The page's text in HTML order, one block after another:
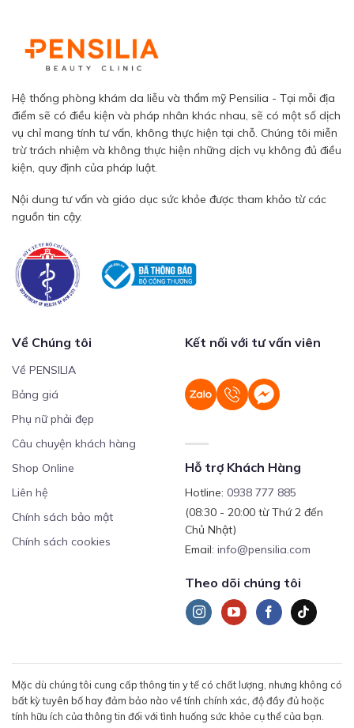
Hệ thống phòng khám da liễu và thẩm mỹ Pensilia - Tại mỗi địa
điểm sẽ có điều kiện và pháp nhân khác nhau, sẽ có một số dịch
vụ chỉ mang tính tư vấn, không thực hiện tại chỗ. Chúng tôi miễn
trừ trách nhiệm và không thực hiện những dịch vụ không đủ điều
kiện, quy định của pháp luật.
Nội dung tư vấn và giáo dục sức khỏe được tham khảo từ các
nguồn tin cậy.
Về Chúng tôi
Về PENSILIA
Bảng giá
Phụ nữ phải đẹp
Câu chuyện khách hàng
Shop Online
Liên hệ
Chính sách bảo mật
Chính sách cookies
Kết nối với tư vấn viên
Hỗ trợ Khách Hàng
Hotline: 0938 777 885
(08:30 - 20:00 từ Thứ 2 đến
Chủ Nhật)
Email: info@pensilia.com
Theo dõi chúng tôi
Mặc dù chúng tôi cung cấp thông tin y tế có chất lượng, nhưng không có
bất kỳ tuyên bố hay đảm bảo nào về tính chính xác, độ đầy đủ hoặc
tính hữu ích của thông tin đối với tình huống sức khỏe cụ thể của bạn.